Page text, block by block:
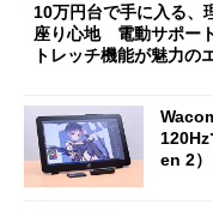
10万円台で手に入る、
座り心地 電動サポー
トレッチ機能が魅力の
en 2